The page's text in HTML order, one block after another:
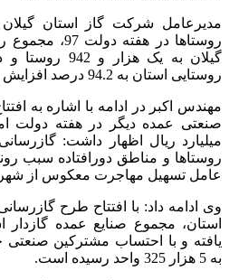
مدیرعامل شرکت گاز استان گیلان
روستاها در
گیلان به یک
روستایی استان به 94.2 درصد افزایش می یابد.
میلیارد ریال اظهار داشت:
روستاها و مناطق دورافتاده سبب
عامل تسهیل مهاجرت معکوس از
یافته و با احتساب مشترکین صنعتی
به 5 هزار 325 واحد رسیده است.